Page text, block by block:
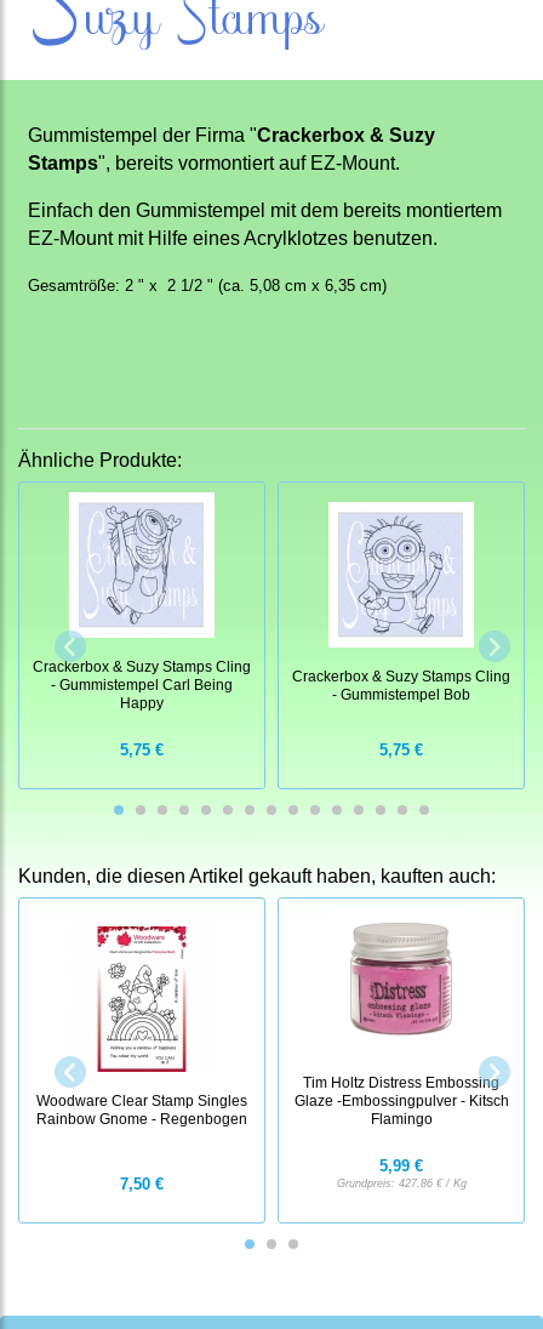
Gummistempel der Firma "Crackerbox & Suzy
Stamps", bereits vormontiert auf EZ-Mount.
Einfach den Gummistempel mit dem bereits montiertem
EZ-Mount mit Hilfe eines Acrylklotzes benutzen.
Gesamtröße: 2 " x 2 1/2 " (ca. 5,08 cm x 6,35 cm)
Ähnliche Produkte:
Crackerbox & Suzy Stamps Cling
- Gummistempel Carl Being
Happy
5,75 €
Crackerbox & Suzy Stamps Cling
- Gummistempel Bob
5,75 €
Kunden, die diesen Artikel gekauft haben, kauften auch:
Woodware Clear Stamp Singles
Rainbow Gnome - Regenbogen
7,50 €
Tim Holtz Distress Embossing
Glaze -Embossingpulver - Kitsch
Flamingo
5,99 €
Grundpreis: 427,86 € / Kg